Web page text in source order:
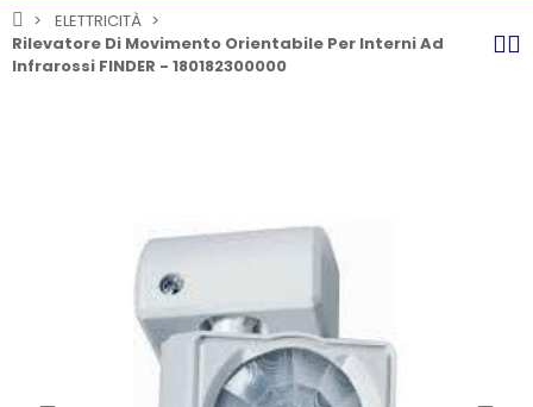
ELETTRICITÀ
Rilevatore Di Movimento Orientabile Per Interni Ad
Infrarossi FINDER - 180182300000